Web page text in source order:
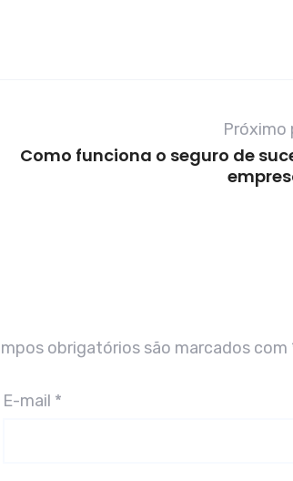
Próximo
Como funciona o seguro de
obrigatórios são marcados com
E-mail *